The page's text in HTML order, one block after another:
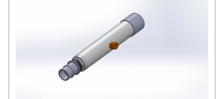
Lame d'aria ad aria compressa
Lame d'aria Typhoon per ventilatore